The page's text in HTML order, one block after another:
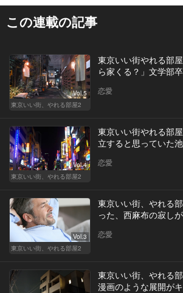
この連載の記事
Vol.5
東京いい街、やれる部屋2
東京いい街やれる部
ら家くる？」文学部
恋愛
Vol.4
東京いい街、やれる部屋2
東京いい街やれる部
立すると思っていた
恋愛
Vol.3
東京いい街、やれる部屋2
東京いい街、やれる
った、西麻布の寂し
恋愛
東京いい街、やれる
漫画のような展開が